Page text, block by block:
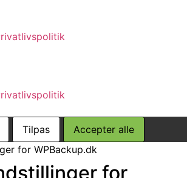
Tilpas Accepter alle
for